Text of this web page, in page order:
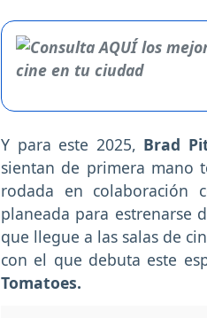
Y para este 2025, Brad
sientan de primera mano
rodada en colaboración
planeada para estrenarse
que llegue a las salas de
con el que debuta este
Tomatoes.